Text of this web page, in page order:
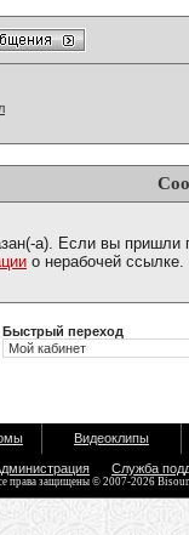
а). Если вы пришли
о нерабочей ссылке.
Быстрый переход
Видеоклипы
Служба
права защищены © 2007-2026